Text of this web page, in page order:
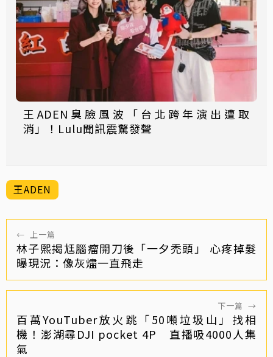
王ADEN臭臉風波「台北跨年演出遭取
消」！Lulu聞訊震驚發聲
王ADEN
← 上一篇
林子熙揭尪腦瘤開刀後「一夕禿頭」 心疼掉髮
曝現況：像灰燼一直飛走
下一篇 →
百萬YouTuber放火跳「50噸垃圾山」找相
機！澎湖尋DJI pocket 4P 直播吸4000人集
氣